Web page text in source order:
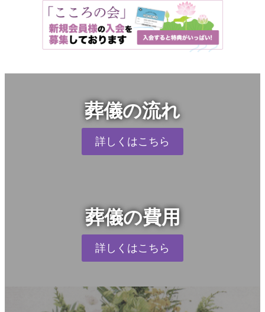
葬儀の流れ
詳しくはこちら
葬儀の費用
詳しくはこちら